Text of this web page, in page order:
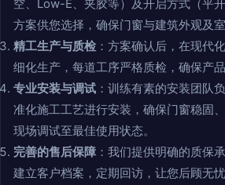
空、Low-E、夹胶等）及开启方式（平
方案供您选择，确保门窗与建筑外观及
精工生产与质检 ：方案确认后，在现代
细化生产，每道工序严格质检，确保产品
专业安装与调试 ：训练有素的安装团队
准化施工工艺进行安装，确保门窗稳固
现场调试至最佳使用状态。
完善的售后保障 ：我们提供明确的质保
建立客户档案，定期回访，让您后顾无忧